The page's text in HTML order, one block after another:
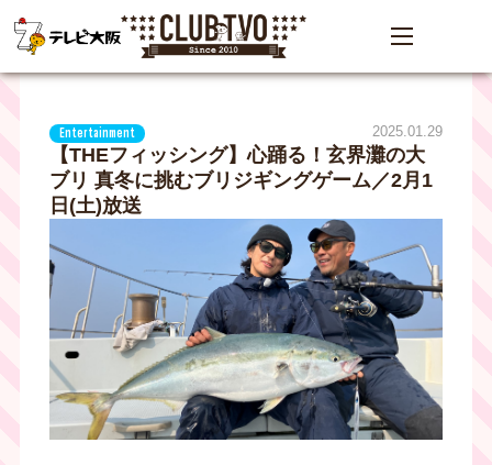
Entertainment 2025.01.29
【THEフィッシング】心踊る！玄界灘の大
ブリ 真冬に挑むブリジギングゲーム／2月1
日(土)放送